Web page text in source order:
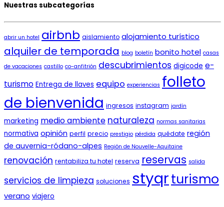
Nuestras subcategorías
abrir un hotel airbnb aislamiento alojamiento turístico
alquiler de temporada blog boletín bonito hotel casas
de vacaciones castillo co-anfitrión descubrimientos digicode e-
turismo Entrega de llaves equipo experiencias folleto
de bienvenida ingresos instagram jardín
marketing medio ambiente naturaleza normas sanitarias
normativa opinión perfil precio prestigio pérdida quédate región
de auvernia-ródano-alpes Región de Nouvelle-Aquitaine
renovación rentabiliza tu hotel reserva reservas salida
servicios de limpieza soluciones styqrturismo
verano viajero